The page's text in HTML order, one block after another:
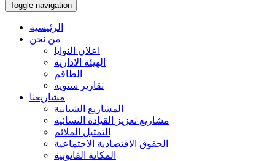
Toggle navigation
الرئيسية
من نحن
اعلان النوايا
الهيئة الادارية
الطاقم
تقارير سنوية
مشاريعنا
المشاريع الشبابية
مشاريع تعزيز القيادة النسائية
التمثيل الملائم
الحقوق الاقتصادية الاجتماعية
المكانة القانونية